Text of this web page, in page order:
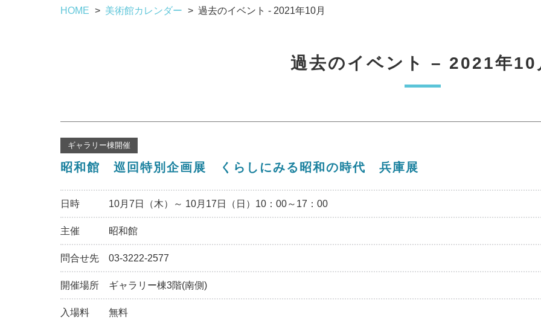
HOME 美術館カレンダー 過去のイベント - 2021年10月
過去のイベント – 2021年10
ギャラリー棟開催
昭和館 巡回特別企画展 くらしにみる昭和の時代 兵庫展
日時 10月7日（木）～ 10月17日（日）10：00～17：00
主催 昭和館
問合せ先 03-3222-2577
開催場所 ギャラリー棟3階(南側)
入場料 無料